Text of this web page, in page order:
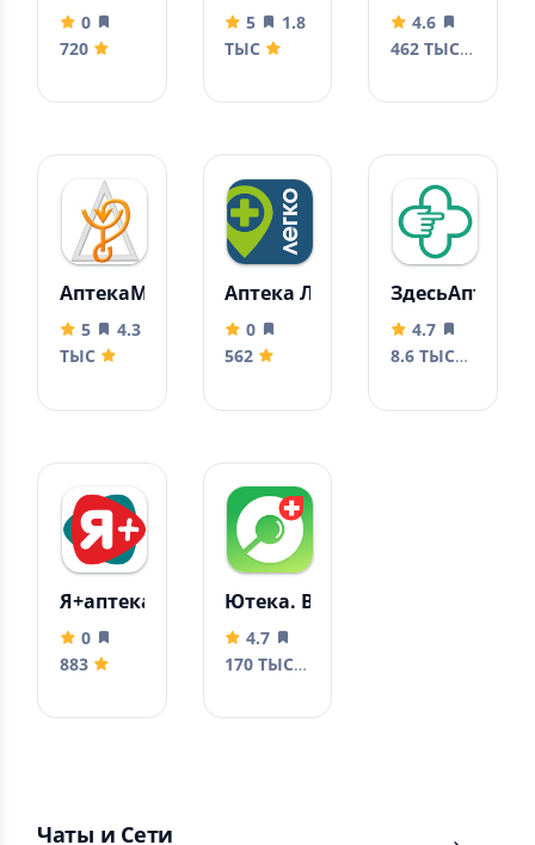
0
720
5
1.8
ТЫС
4.6
462 ТЫС
АптекаМос поиск и заказ лекарств
5
4.3
ТЫС
Аптека Легко
0
562
ЗдесьАптека
4.7
8.6 ТЫС
Я+аптека
0
883
Ютека. Все аптеки города
4.7
170 ТЫС
Чаты и Сети